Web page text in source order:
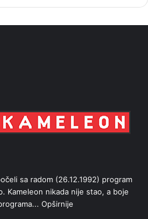
sa radom (26.12.1992) program
Kameleon nikada nije stao, a boje
Opširnije